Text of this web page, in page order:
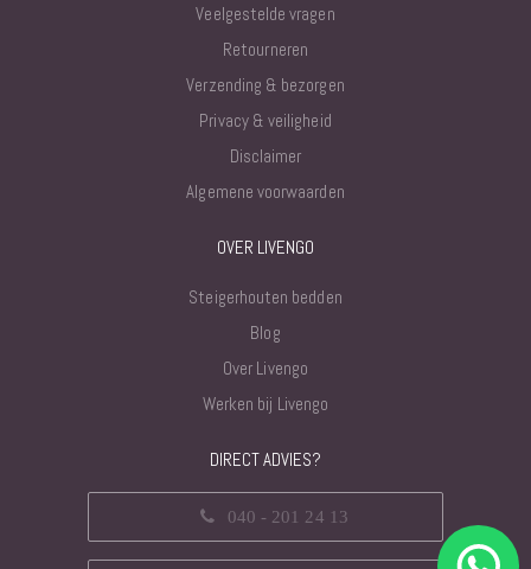
Veelgestelde vragen
Retourneren
Verzending & bezorgen
Privacy & veiligheid
Disclaimer
Algemene voorwaarden
OVER LIVENGO
Steigerhouten bedden
Blog
Over Livengo
Werken bij Livengo
DIRECT ADVIES?
040 - 201 24 13